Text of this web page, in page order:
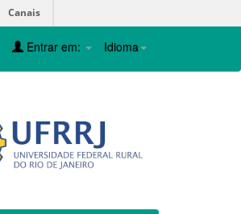
Canais
Idioma
Entrar em: